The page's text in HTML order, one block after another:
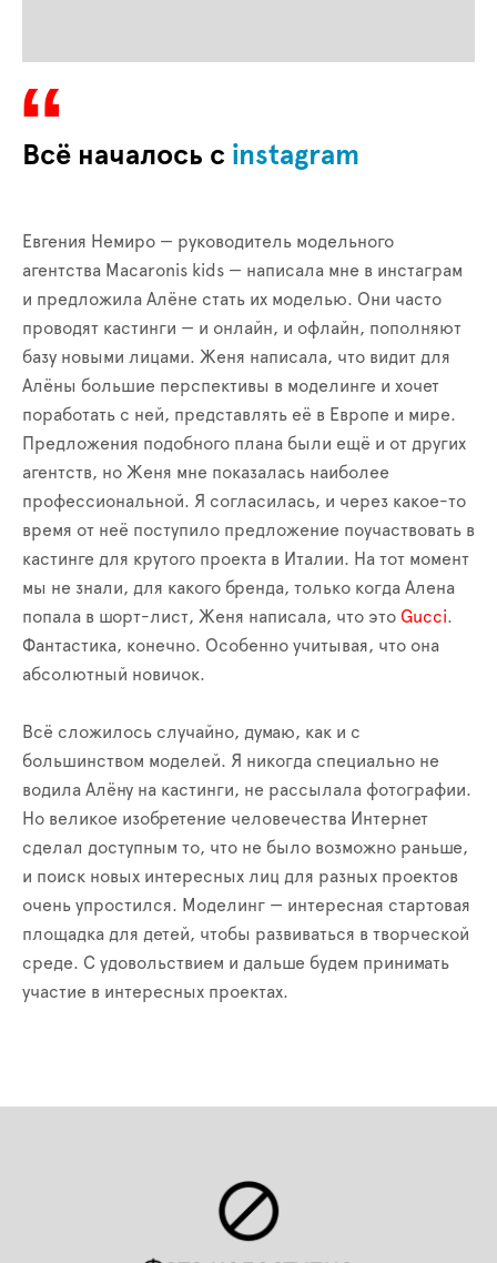
Всё началось с instagram
Евгения Немиро — руководитель модельного
агентства Macaronis kids — написала мне в инстаграм
и предложила Алёне стать их моделью. Они часто
проводят кастинги — и онлайн, и офлайн, пополняют
базу новыми лицами. Женя написала, что видит для
Алёны большие перспективы в моделинге и хочет
поработать с ней, представлять её в Европе и мире.
Предложения подобного плана были ещё и от других
агентств, но Женя мне показалась наиболее
профессиональной. Я согласилась, и через какое-то
время от неё поступило предложение поучаствовать в
кастинге для крутого проекта в Италии. На тот момент
мы не знали, для какого бренда, только когда Алена
попала в шорт-лист, Женя написала, что это Gucci.
Фантастика, конечно. Особенно учитывая, что она
абсолютный новичок.
Всё сложилось случайно, думаю, как и с
большинством моделей. Я никогда специально не
водила Алёну на кастинги, не рассылала фотографии.
Но великое изобретение человечества Интернет
сделал доступным то, что не было возможно раньше,
и поиск новых интересных лиц для разных проектов
очень упростился. Моделинг — интересная стартовая
площадка для детей, чтобы развиваться в творческой
среде. С удовольствием и дальше будем принимать
участие в интересных проектах.